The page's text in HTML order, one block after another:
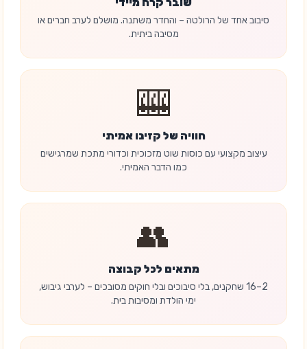
סיבוב אחד של הרולטה – והחדר משתנה. מושלם לערב חברים או
מסיבה ביתית.
🎰
חוויה של קזינו אמיתי
עיצוב מקצועי עם כוסות שוט מזכוכית וכדורי מתכת שמרגישים
כמו הדבר האמיתי.
👥
מתאים לכל קבוצה
2–16 שחקנים, בלי סיבוכים ובלי חוקים מסובכים – לערבי גיבוש,
ימי הולדת ומסיבות בית.